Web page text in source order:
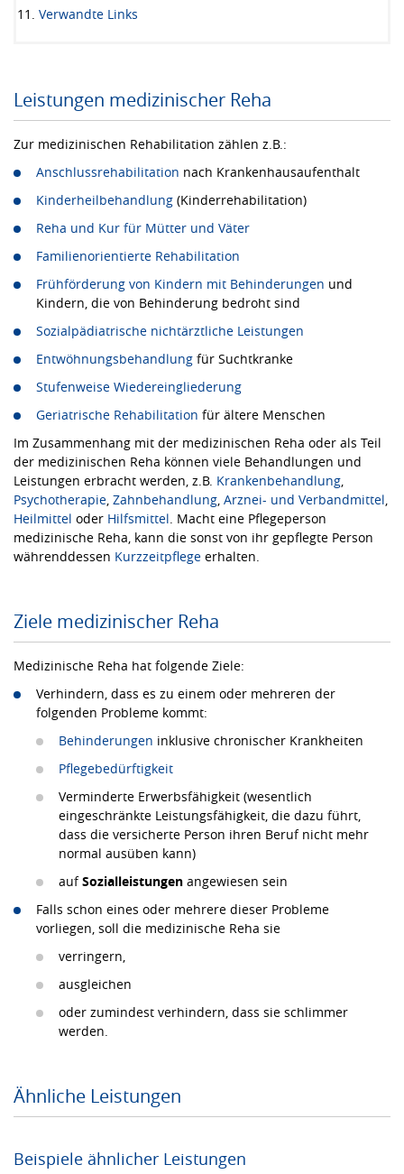
Verwandte Links
Leistungen medizinischer Reha
Zur medizinischen Rehabilitation zählen z.B.:
Anschlussrehabilitation nach Krankenhausaufenthalt
Kinderheilbehandlung (Kinderrehabilitation)
Reha und Kur für Mütter und Väter
Familienorientierte Rehabilitation
Frühförderung von Kindern mit Behinderungen und
Kindern, die von Behinderung bedroht sind
Sozialpädiatrische nichtärztliche Leistungen
Entwöhnungsbehandlung für Suchtkranke
Stufenweise Wiedereingliederung
Geriatrische Rehabilitation für ältere Menschen
Im Zusammenhang mit der medizinischen Reha oder als Teil
der medizinischen Reha können viele Behandlungen und
Leistungen erbracht werden, z.B. Krankenbehandlung
Psychotherapie Zahnbehandlung Arznei- und Verbandmittel
Heilmittel oder Hilfsmittel . Macht eine Pflegeperson
medizinische Reha, kann die sonst von ihr gepflegte Person
währenddessen Kurzzeitpflege erhalten.
Ziele medizinischer Reha
Medizinische Reha hat folgende Ziele:
Verhindern, dass es zu einem oder mehreren der
folgenden Probleme kommt:
Behinderungen inklusive chronischer Krankheiten
Pflegebedürftigkeit
Verminderte Erwerbsfähigkeit (wesentlich
eingeschränkte Leistungsfähigkeit, die dazu führt,
dass die versicherte Person ihren Beruf nicht mehr
normal ausüben kann)
aufSozialleistungen angewiesen sein
Falls schon eines oder mehrere dieser Probleme
vorliegen, soll die medizinische Reha sie
verringern,
ausgleichen
oder zumindest verhindern, dass sie schlimmer
werden.
Ähnliche Leistungen
Beispiele ähnlicher Leistungen